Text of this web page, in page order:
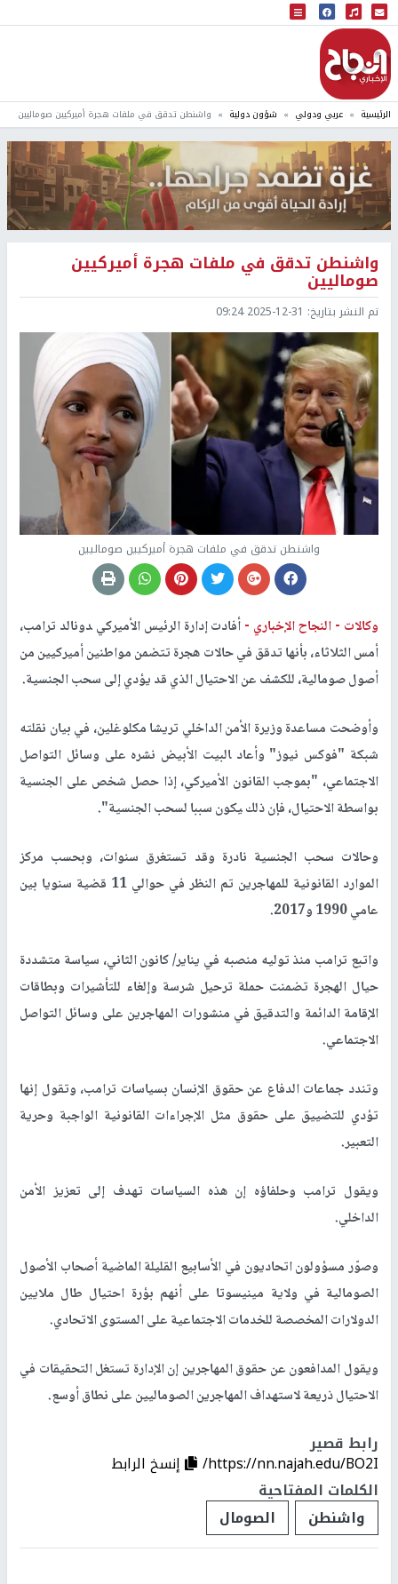
البث المباشر
إذاعة النجاح
الرئيسية عربي ودولي شؤون دولية واشنطن تدقق في ملفات هجرة أميركيين صوماليين
واشنطن تدقق في ملفات هجرة أميركيين
صوماليين
تم النشر بتاريخ: 2025-12-31 09:24
واشنطن تدقق في ملفات هجرة أميركيين صوماليين
وكالات -النجاح الإخباري -أفادت إدارة الرئيس الأميركي ‍دونالد ترامب،
أمس الثلاثاء، بأنها تدقق في حالات هجرة تتضمن مواطنين أميركيين من
أصول صومالية، للكشف عن الاحتيال الذي قد يؤدي إلى سحب الجنسية.
وأوضحت مساعدة وزيرة الأمن الداخلي تريشا مكلوغلين، في بيان نقلته
شبكة "فوكس نيوز" وأعاد ‍البيت الأبيض نشره على وسائل التواصل
الاجتماعي، "بموجب القانون الأميركي، إذا حصل شخص على الجنسية
بواسطة الاحتيال، فإن ذلك ‍يكون سببا لسحب الجنسية".
وحالات سحب الجنسية نادرة وقد تستغرق سنوات، وبحسب مركز
الموارد القانونية للمهاجرين تم النظر في حوالي 11 قضية سنويا بين
عامي 1990 و2017.
واتبع ترامب منذ توليه منصبه في يناير/ كانون الثاني، سياسة متشددة
حيال الهجرة تضمنت حملة ترحيل ‌شرسة وإلغاء للتأشيرات وبطاقات
الإقامة الدائمة والتدقيق في منشورات المهاجرين على وسائل التواصل
الاجتماعي.
وتندد جماعات الدفاع عن حقوق الإنسان بسياسات ترامب، ‌وتقول إنها
تؤدي للتضييق على حقوق مثل الإجراءات القانونية الواجبة ‌وحرية
التعبير.
ويقول ترامب وحلفاؤه إن هذه السياسات تهدف إلى تعزيز الأمن
الداخلي.
وصوّر مسؤولون اتحاديون في الأسابيع القليلة الماضية أصحاب الأصول
الصومالية في ولاية مينيسوتا على ‌أنهم بؤرة احتيال طال ملايين
الدولارات المخصصة للخدمات الاجتماعية على المستوى الاتحادي.
ويقول المدافعون عن حقوق المهاجرين إن الإدارة تستغل التحقيقات في
الاحتيال ذريعة لاستهداف المهاجرين الصوماليين على نطاق أوسع.
رابط قصير
https://nn.najah.edu/BO2I/
إنسخ الرابط
الكلمات المفتاحية
واشنطن
الصومال